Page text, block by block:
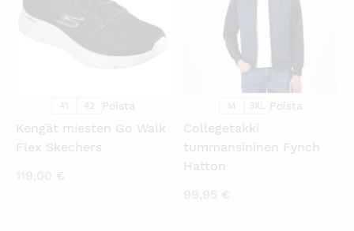
41 42 Poista
Kengät miesten Go Walk
Flex Skechers
119,00 €
M 3XL Poista
Collegetakki
tummansininen Fynch
Hatton
99,95 €